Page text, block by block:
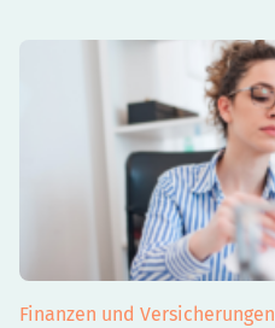
Finanzen und Versicherungen